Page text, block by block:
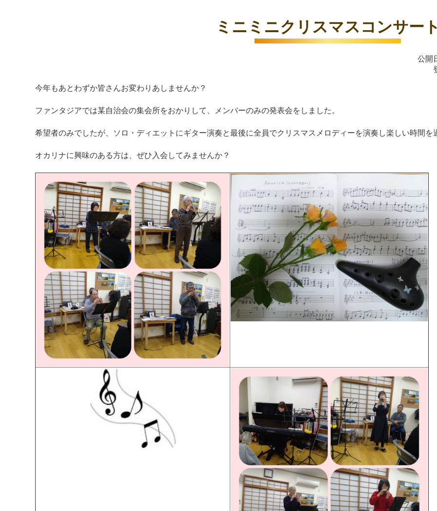
ミニミニクリスマスコンサート
公開
今年もあとわずか皆さんお変わりあしませんか？
ファンタジアでは某自治会の集会所をおかりして、メンバーのみの発表会をしました。
希望者のみでしたが、ソロ・ディエットにギター演奏と最後に全員でクリスマスメロディーを演奏し楽しい時間を
オカリナに興味のある方は、ぜひ入会してみませんか？